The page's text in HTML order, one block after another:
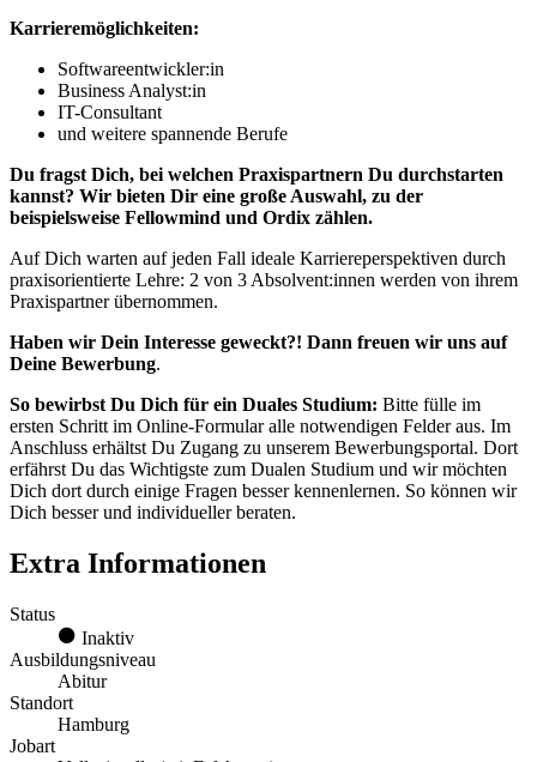
Karrieremöglichkeiten:
Softwareentwickler:in
Business Analyst:in
IT-Consultant
und weitere spannende Berufe
Du fragst Dich, bei welchen Praxispartnern Du durchstarten
kannst? Wir bieten Dir eine große Auswahl, zu der
beispielsweise Fellowmind und Ordix zählen.
Auf Dich warten auf jeden Fall ideale Karriereperspektiven durch
praxisorientierte Lehre: 2 von 3 Absolvent:innen werden von ihrem
Praxispartner übernommen.
Haben wir Dein Interesse geweckt?! Dann freuen wir uns auf
Deine Bewerbung.
So bewirbst Du Dich für ein Duales Studium: Bitte fülle im
ersten Schritt im Online-Formular alle notwendigen Felder aus. Im
Anschluss erhältst Du Zugang zu unserem Bewerbungsportal. Dort
erfährst Du das Wichtigste zum Dualen Studium und wir möchten
Dich dort durch einige Fragen besser kennenlernen. So können wir
Dich besser und individueller beraten.
Extra Informationen
Status
Inaktiv
Ausbildungsniveau
Abitur
Standort
Hamburg
Jobart